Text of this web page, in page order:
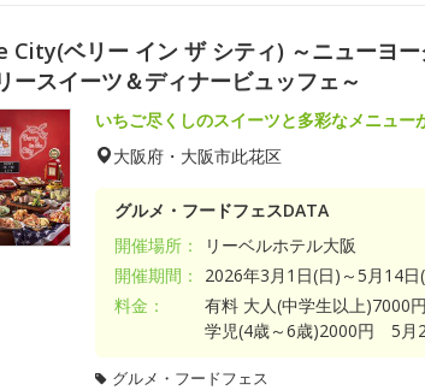
ベリー イン ザ シティ) ～ニューヨー
ースイーツ＆ディナービュッフェ～
いちご尽くしのスイーツと多彩なメニュー
大阪府・大阪市此花区
グルメ・フードフェスDATA
開催場所：
リーベルホテル大阪
開催期間：
2026年3月1日(日)～5月14日
料金：
有料 大人(中学生以上)7000
学児(4歳～6歳)2000円 5月
グルメ・フードフェス